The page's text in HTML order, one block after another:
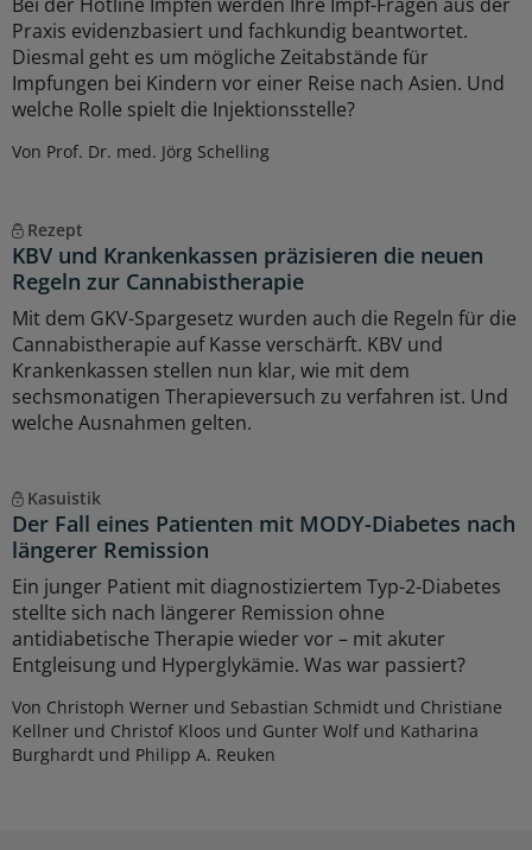
Praxis evidenzbasiert und fachkundig beantwortet.
Diesmal geht es um mögliche Zeitabstände für
Impfungen bei Kindern vor einer Reise nach Asien. Und
welche Rolle spielt die Injektionsstelle?
Von Prof. Dr. med. Jörg Schelling
Rezept
KBV und Krankenkassen präzisieren die neuen
Regeln zur Cannabistherapie
Mit dem GKV-Spargesetz wurden auch die Regeln für die
Cannabistherapie auf Kasse verschärft. KBV und
Krankenkassen stellen nun klar, wie mit dem
sechsmonatigen Therapieversuch zu verfahren ist. Und
welche Ausnahmen gelten.
Kasuistik
Der Fall eines Patienten mit MODY-Diabetes nach
längerer Remission
Ein junger Patient mit diagnostiziertem Typ-2-Diabetes
stellte sich nach längerer Remission ohne
antidiabetische Therapie wieder vor – mit akuter
Entgleisung und Hyperglykämie. Was war passiert?
Von Christoph Werner und Sebastian Schmidt und Christiane
Kellner und Christof Kloos und Gunter Wolf und Katharina
Burghardt und Philipp A. Reuken